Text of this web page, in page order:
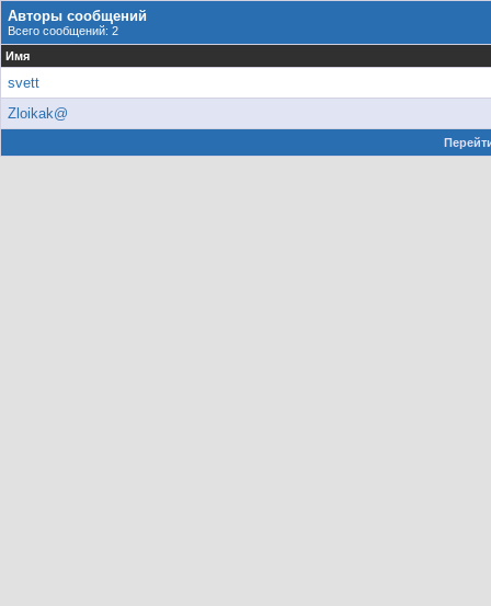
Авторы сообщений
Всего сообщений: 2
Имя
svett
Zloikak@